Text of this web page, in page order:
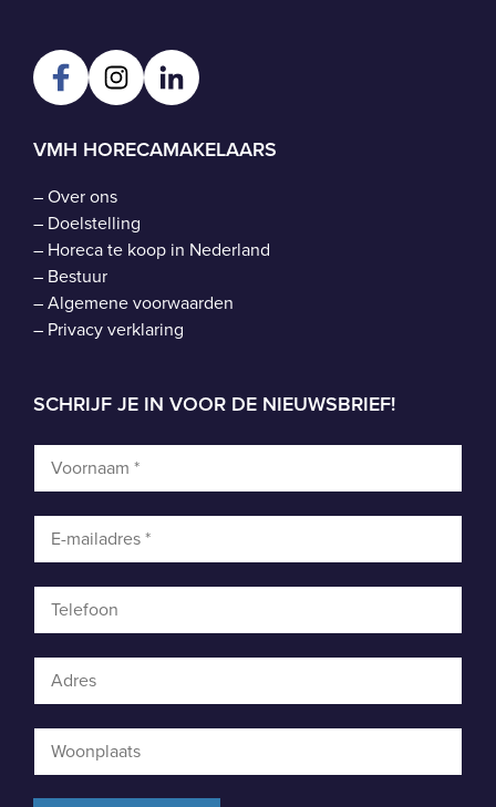
VMH HORECAMAKELAARS
–Over ons
– Doelstelling
– Horeca te koop in Nederland
– Bestuur
–Algemene voorwaarden
– Privacy verklaring
SCHRIJF JE IN VOOR DE NIEUWSBRIEF!